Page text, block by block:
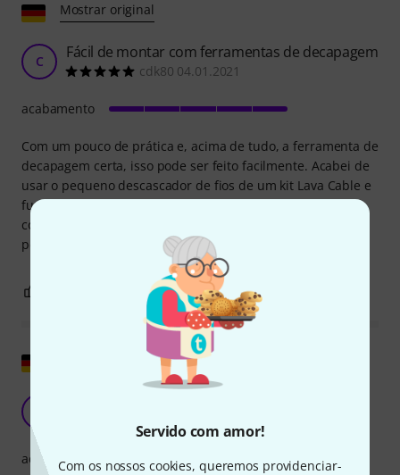
Servido com amor!
Com os nossos cookies, queremos providenciar-
Mostrar original
C Fácil de montar com ferramentas de decapagem
cdk80 04.01.2021
Com um pouco de prática e, acima de tudo, a ferramenta de
decapagem certa, isso pode ser feito facilmente. Acabei de
usar o pequeno descascador de fios de um kit Lava Cable e
funcionou bem. A propósito, achei o Lava Cable System
complicado e inseguro em comparação, pelo menos eu
pessoalmente não me dou bem com ele também.
acabamento
REPORTAR A CRÍTICA
Mostrar original
Electron 31.12.2020
acabamento